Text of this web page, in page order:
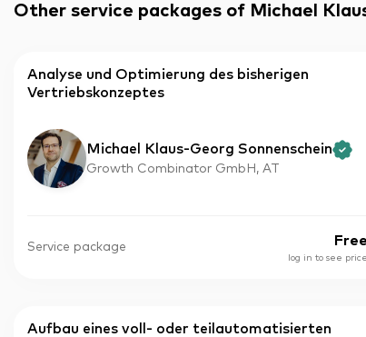
Other service packages of Michael
Analyse und Optimierung des bisherigen
Vertriebskonzeptes
Michael Klaus-Georg Sonnenschein
Growth Combinator GmbH, AT
Service package Free
log in to see price
Aufbau eines voll- oder teilautomatisierten